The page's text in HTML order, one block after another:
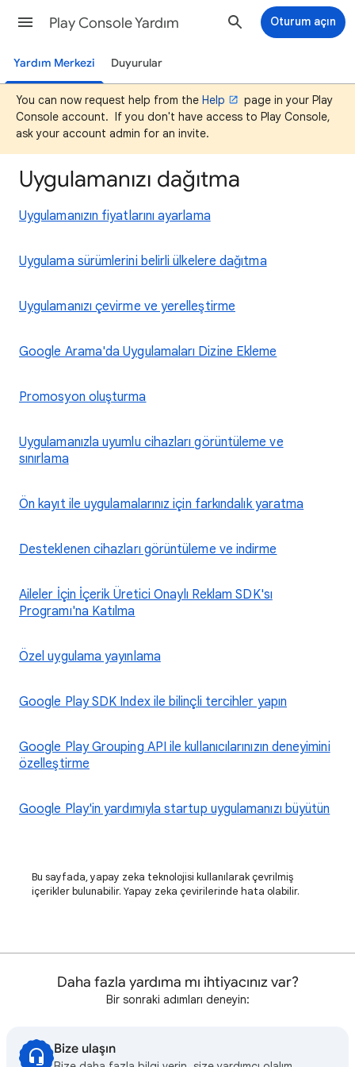
Play Console Yardım Oturum açın
Yardım Merkezi Duyurular
You can now request help from the Help
page in your Play
Console account. If you don't have access to Play Console,
ask your account admin for an invite.
Uygulamanızı dağıtma
Uygulamanızın fiyatlarını ayarlama
Uygulama sürümlerini belirli ülkelere dağıtma
Uygulamanızı çevirme ve yerelleştirme
Google Arama'da Uygulamaları Dizine Ekleme
Promosyon oluşturma
Uygulamanızla uyumlu cihazları görüntüleme ve
sınırlama
Ön kayıt ile uygulamalarınız için farkındalık yaratma
Desteklenen cihazları görüntüleme ve indirme
Aileler İçin İçerik Üretici Onaylı Reklam SDK'sı
Programı'na Katılma
Özel uygulama yayınlama
Google Play SDK Index ile bilinçli tercihler yapın
Google Play Grouping API ile kullanıcılarınızın deneyimini
özelleştirme
Google Play'in yardımıyla startup uygulamanızı büyütün
Bu sayfada, yapay zeka teknolojisi kullanılarak çevrilmiş
içerikler bulunabilir. Yapay zeka çevirilerinde hata olabilir.
Daha fazla yardıma mı ihtiyacınız var?
Bir sonraki adımları deneyin:
Bize ulaşın